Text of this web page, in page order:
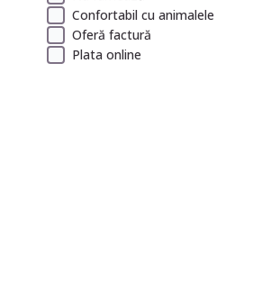
Confortabil cu animalele
Oferă factură
Plata online